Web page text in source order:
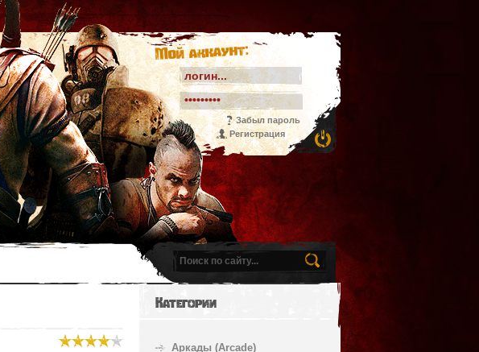
Мой аккаунт:
Забыл пароль
Регистрация
Категории
Аркады (Arcade)